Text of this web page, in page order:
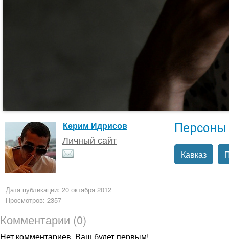
Керим Идрисов
Личный сайт
Персоны
Кавказ
Дата публикации: 20 октября 2012
Просмотров: 2357
Комментарии (0)